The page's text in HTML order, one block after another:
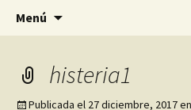
Gomeres
Historia, cultura y
Menú
histeria1
Publicada el 27 diciembre, 2017en